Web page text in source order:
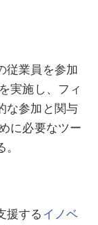
従業員を参加
実施し、フィ
な参加と関与
に必要なツー
援する イノベ